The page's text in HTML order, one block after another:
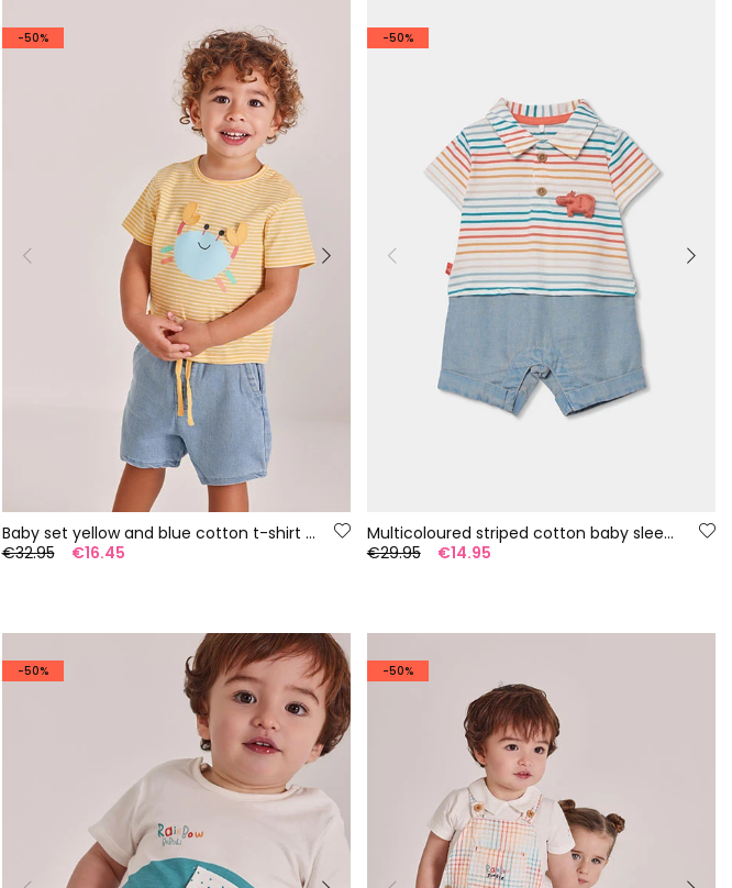
-50%
Baby set yellow and blue cotton t-shirt and trousers
€32.95
€16.45
-50%
Multicoloured striped cotton baby sleepsuit
€29.95
€14.95
-50% -50%